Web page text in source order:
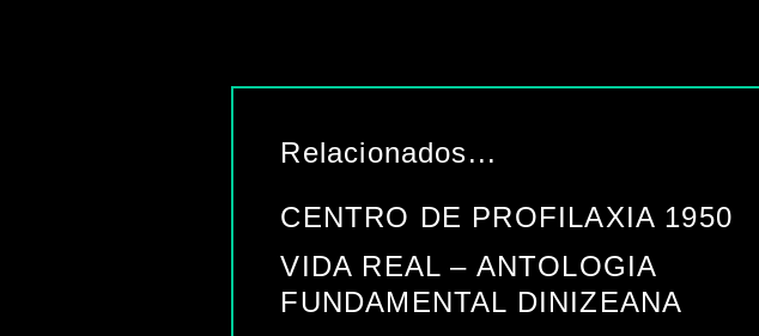
Relacionados...
CENTRO DE PROFILAXIA 1950
VIDA REAL – ANTOLOGIA
FUNDAMENTAL DINIZEANA